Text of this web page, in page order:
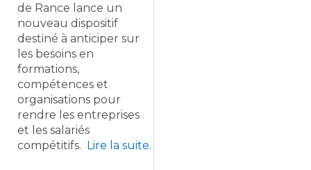
de Rance lance un
nouveau dispositif
destiné à anticiper sur
les besoins en
formations,
compétences et
organisations pour
rendre les entreprises
et les salariés
compétitifs. Lire la suite.